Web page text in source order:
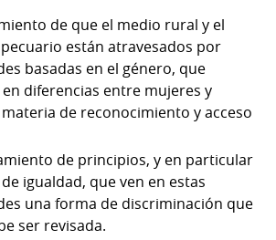
de que el medio rural y el
están atravesados por
basadas en el género, que
diferencias entre mujeres y
de reconocimiento y acceso
de principios, y en particular
igualdad, que ven en estas
una forma de discriminación que
ser revisada.